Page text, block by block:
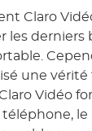
Claro
les derniers
une
Vidéo
le